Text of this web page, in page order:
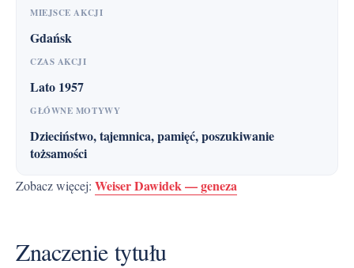
MIEJSCE AKCJI
Gdańsk
CZAS AKCJI
Lato 1957
GŁÓWNE MOTYWY
Dzieciństwo, tajemnica, pamięć, poszukiwanie
tożsamości
Zobacz więcej: Weiser Dawidek — geneza
Znaczenie tytułu